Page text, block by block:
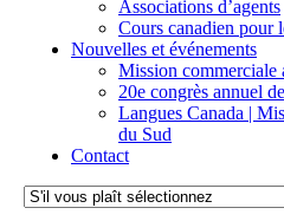
Associations d’agents
Cours canadien pour
Nouvelles et événements
Mission
20e congrès annuel
Langues Canada |
du Sud
Contact